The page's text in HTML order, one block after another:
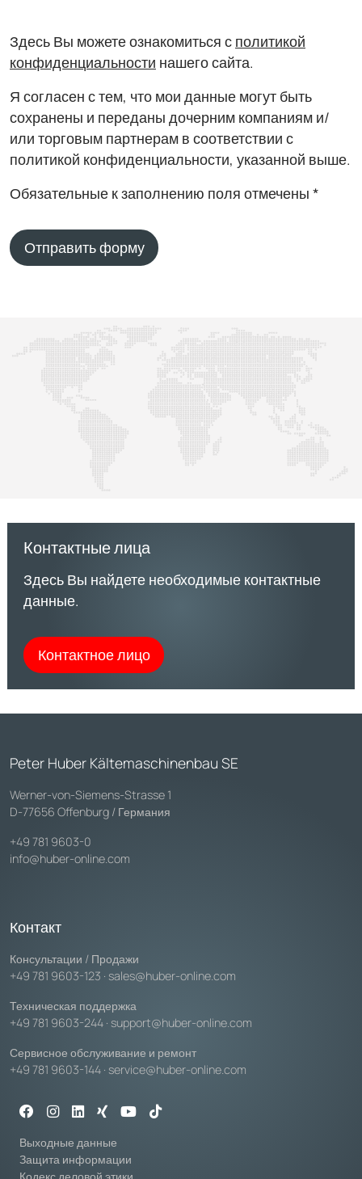
Здесь Вы можете ознакомиться с политикой
конфиденциальности нашего сайта.
Я согласен с тем, что мои данные могут быть
сохранены и переданы дочерним компаниям и/
или торговым партнерам в соответствии с
политикой конфиденциальности, указанной выше.
Обязательные к заполнению поля отмечены *
Отправить форму
Контактные лица
Здесь Вы найдете необходимые контактные
данные.
Контактное лицо
Peter Huber Kältemaschinenbau SE
Werner-von-Siemens-Strasse 1
D-77656 Offenburg / Германия
+49 781 9603-0
info@huber-online.com
Контакт
Консультации / Продажи
+49 781 9603-123 · sales@huber-online.com
Техническая поддержка
+49 781 9603-244 · support@huber-online.com
Сервисное обслуживание и ремонт
+49 781 9603-144 · service@huber-online.com
Выходные данные
Защита информации